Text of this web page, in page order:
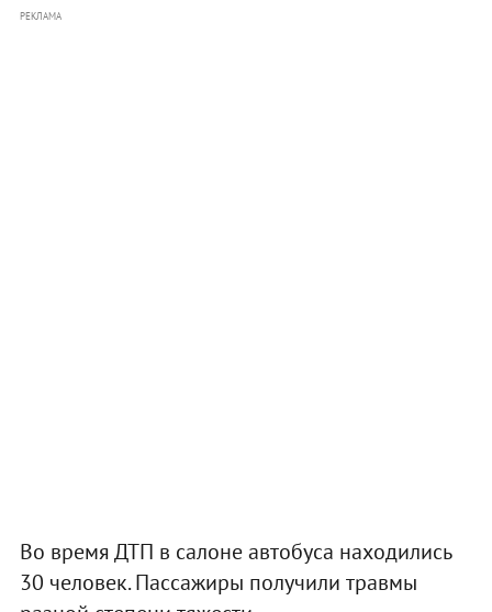
РЕКЛАМА
Во время ДТП в салоне автобуса находились
30 человек. Пассажиры получили травмы